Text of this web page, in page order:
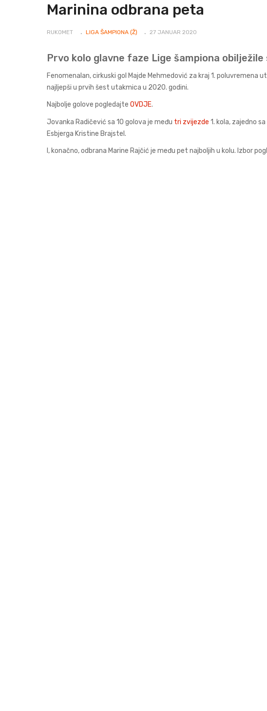
Marinina odbrana peta
RUKOMET LIGA ŠAMPIONA (Ž) 27 JANUAR 2020
Prvo kolo glavne faze Lige šampiona
Fenomenalan, cirkuski gol Majde Mehmedović za kraj 1. poluvremena
najljepši u prvih šest utakmica u 2020. godini.
Najbolje golove pogledajte OVDJE.
Jovanka Radičević sa 10 golova je među tri zvijezde 1. kola, zajedno
Esbjerga Kristine Brajstel.
I, konačno, odbrana Marine Rajčić je među pet najboljih u kolu. Izbor